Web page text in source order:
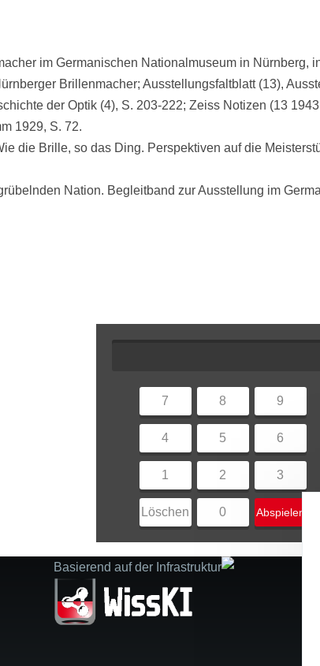
im Germanischen Nationalmuseum in
Brillenmacher; Ausstellungsfaltblatt (13),
der Optik (4), S. 203-222; Zeiss Notizen (13
1929, S. 72.
die Brille, so das Ding. Perspektiven auf die
Nation. Begleitband zur Ausstellung im
7 8 9
4 5 6
1 2 3
Löschen 0 Abspielen
Basierend auf der Infrastruktur